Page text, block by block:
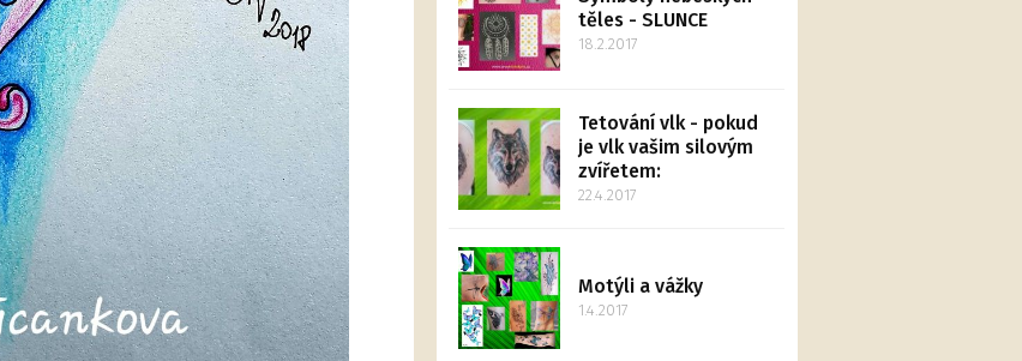
těles - SLUNCE
18.2.2017
Tetování vlk - pokud
je vlk vašim silovým
zvířetem:
22.4.2017
Motýli a vážky
1.4.2017